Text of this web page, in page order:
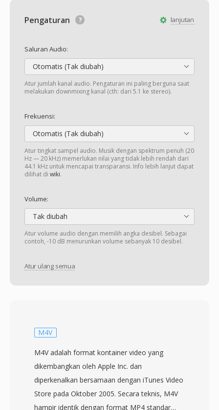
lanjutan
Pengaturan
Saluran Audio:
Otomatis (Tak diubah)
Atur jumlah kanal audio. Pengaturan ini paling berguna saat
melakukan downmixing kanal (cth: dari 5.1 ke stereo).
Frekuensi:
Otomatis (Tak diubah)
Atur tingkat sampel audio. Musik dengan spektrum penuh (20
Hz — 20 kHz) memerlukan nilai yang tidak lebih rendah dari
44.1 kHz untuk mencapai transparansi. Info lebih lanjut dapat
dilihat di wiki.
Volume:
Tak diubah
Atur volume audio dengan memilih angka desibel. Sebagai
contoh, -10 dB menurunkan volume sebanyak 10 desibel.
Atur ulang semua
M4V
M4V adalah format kontainer video yang
dikembangkan oleh Apple Inc. dan
diperkenalkan bersamaan dengan iTunes Video
Store pada Oktober 2005. Secara teknis, M4V
hampir identik dengan format MP4 standar